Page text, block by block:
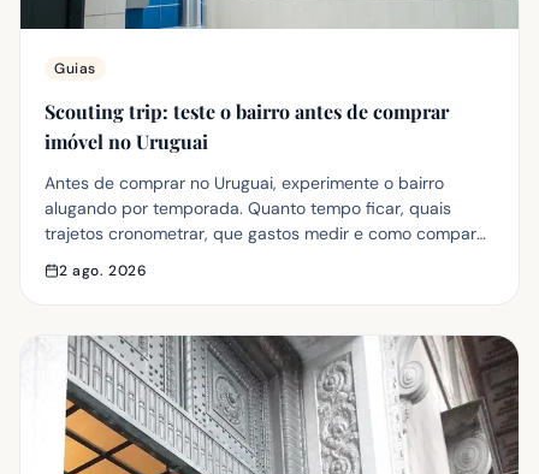
Guias
Scouting trip: teste o bairro antes de comprar
imóvel no Uruguai
Antes de comprar no Uruguai, experimente o bairro
alugando por temporada. Quanto tempo ficar, quais
trajetos cronometrar, que gastos medir e como comparar
zonas sem decidir no achismo.
2 ago. 2026